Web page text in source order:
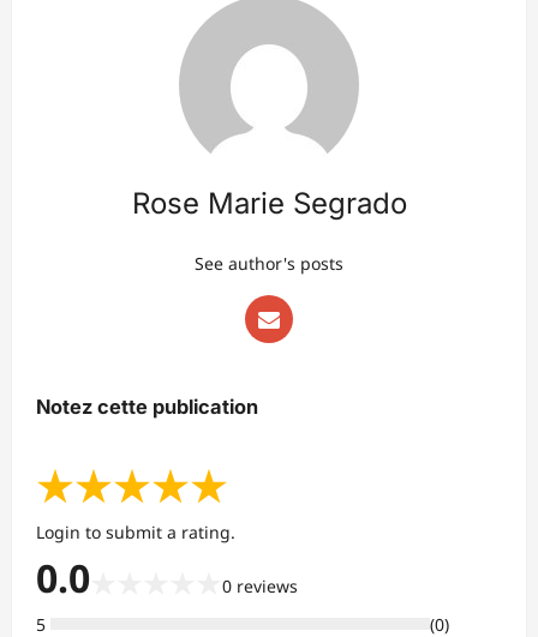
Rose Marie Segrado
See author's posts
Notez cette publication
★★★★★
Login to submit a rating.
0.0 0 reviews
5
(0)